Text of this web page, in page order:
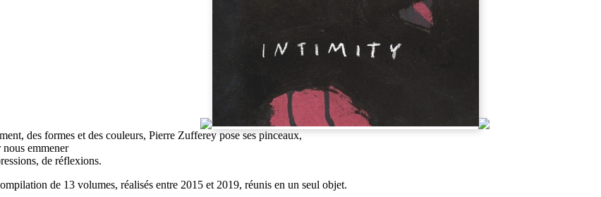
des formes et des couleurs, Pierre Zufferey pose ses pinceaux,
emmener
de réflexions.
de 13 volumes, réalisés entre 2015 et 2019, réunis en un seul objet.